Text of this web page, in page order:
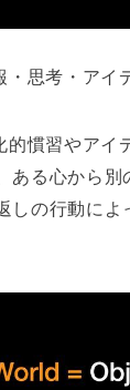
思考・アイ
的慣習やアイ
ある心から別
しの行動によ